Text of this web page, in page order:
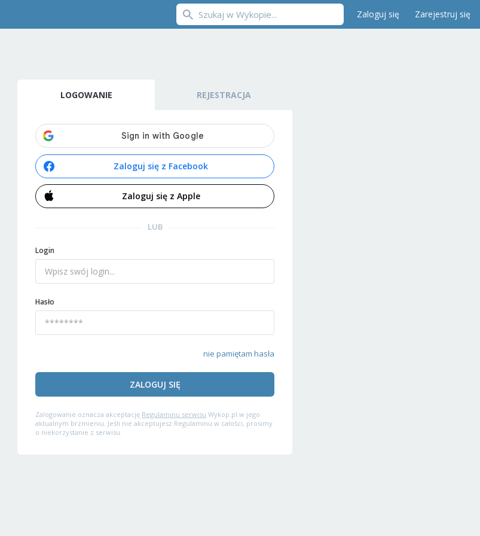
Zaloguj się Zarejestruj się
LOGOWANIE REJESTRACJA
Zaloguj się z Facebook
Zaloguj się z Apple
LUB
Login
Hasło
nie pamiętam hasła
ZALOGUJ SIĘ
Zalogowanie oznacza akceptację Regulaminu serwisu Wykop.pl w jego
aktualnym brzmieniu. Jeśli nie akceptujesz Regulaminu w całości, prosimy
o niekorzystanie z serwisu.